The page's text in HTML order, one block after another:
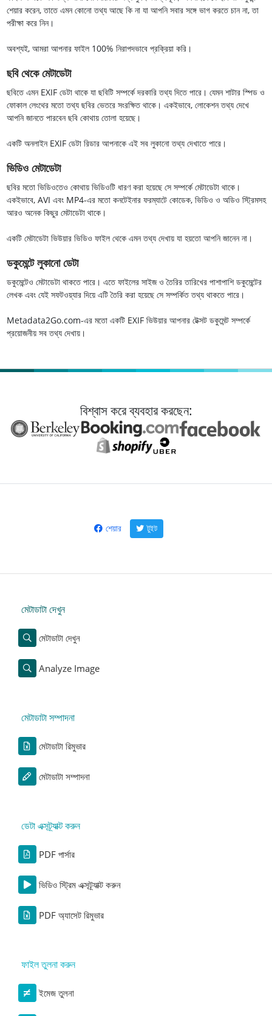
শেয়ার করেন, তাতে এমন কোনো তথ্য আছে কি না যা আপনি সবার সঙ্গে ভাগ করতে চান না, তা
পরীক্ষা করে নিন।
অবশ্যই, আমরা আপনার ফাইল 100% নিরাপদভাবে প্রক্রিয়া করি।
ছবি থেকে মেটাডেটা
ছবিতে এমন EXIF ডেটা থাকে যা ছবিটি সম্পর্কে দরকারি তথ্য দিতে পারে। যেমন শাটার স্পিড ও
ফোকাল লেংথের মতো তথ্য ছবির ভেতরে সংরক্ষিত থাকে। একইভাবে, লোকেশন তথ্য দেখে
আপনি জানতে পারবেন ছবি কোথায় তোলা হয়েছে।
একটি অনলাইন EXIF ডেটা রিডার আপনাকে এই সব লুকানো তথ্য দেখাতে পারে।
ভিডিও মেটাডেটা
ছবির মতো ভিডিওতেও কোথায় ভিডিওটি ধারণ করা হয়েছে সে সম্পর্কে মেটাডেটা থাকে।
একইভাবে, AVI এবং MP4-এর মতো কনটেইনার ফরম্যাটে কোডেক, ভিডিও ও অডিও স্ট্রিমসহ
আরও অনেক কিছুর মেটাডেটা থাকে।
একটি মেটাডেটা ভিউয়ার ভিডিও ফাইল থেকে এমন তথ্য দেখায় যা হয়তো আপনি জানেন না।
ডকুমেন্টে লুকানো ডেটা
ডকুমেন্টেও মেটাডেটা থাকতে পারে। এতে ফাইলের সাইজ ও তৈরির তারিখের পাশাপাশি ডকুমেন্টের
লেখক এবং যেই সফটওয়্যার দিয়ে এটি তৈরি করা হয়েছে সে সম্পর্কিত তথ্য থাকতে পারে।
Metadata2Go.com-এর মতো একটি EXIF ভিউয়ার আপনার টেক্সট ডকুমেন্ট সম্পর্কে
প্রয়োজনীয় সব তথ্য দেখায়।
বিশ্বাস করে ব্যবহার করছেন:
শেয়ার টুইট
মেটাডাটা দেখুন
মেটাডাটা দেখুন
Analyze Image
মেটাডাটা সম্পাদনা
মেটাডাটা রিমুভার
মেটাডাটা সম্পাদনা
ডেটা এক্সট্র্যাক্ট করুন
PDF পার্সার
ভিডিও স্ট্রিম এক্সট্র্যাক্ট করুন
PDF অ্যাসেট রিমুভার
ফাইল তুলনা করুন
ইমেজ তুলনা